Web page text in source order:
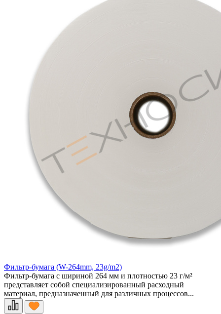
Фильтр-бумага (W-264mm, 23g/m2)
Фильтр-бумага с шириной 264 мм и плотностью 23 г/м²
представляет собой специализированный расходный
материал, предназначенный для различных процессов...